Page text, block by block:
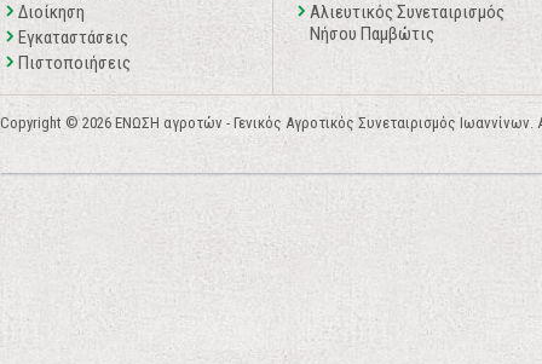
Διοίκηση
Εγκαταστάσεις
Πιστοποιήσεις
Αλιευτικός Συνεταιρισμός
Νήσου Παμβώτις
Copyright © 2026 ΕΝΩΣΗ αγροτών - Γενικός Αγροτικός Συνεταιρισμός